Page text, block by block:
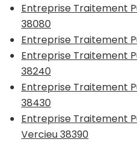
Entreprise Traitement
38080
Entreprise Traitement
Entreprise Traitement
38240
Entreprise Traitement
38430
Entreprise Traitement
Vercieu 38390